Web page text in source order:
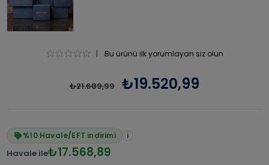
| Bu ürünü ilk yorumlayan siz olun
₺21.689,99 ₺19.520,99
%10 Havale/EFT indirimi i
Havale ile₺17.568,89